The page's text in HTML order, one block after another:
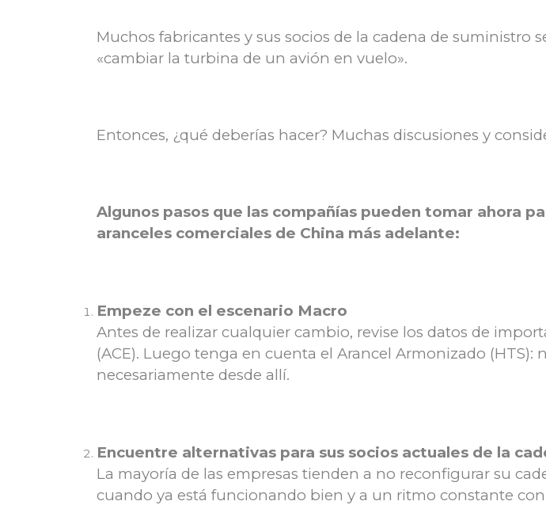
Muchos fabricantes y sus socios de la cadena de suministro
«cambiar la turbina de un avión en vuelo».
Entonces, ¿qué deberías hacer? Muchas discusiones y
Algunos pasos que las compañías pueden tomar ahora
aranceles comerciales de China más adelante:
Empeze con el escenario Macro
Antes de realizar cualquier cambio, revise los datos de
(ACE). Luego tenga en cuenta el Arancel Armonizado
necesariamente desde allí.
Encuentre alternativas para sus socios actuales de la
La mayoría de las empresas tienden a no reconfigurar su
cuando ya está funcionando bien y a un ritmo constante